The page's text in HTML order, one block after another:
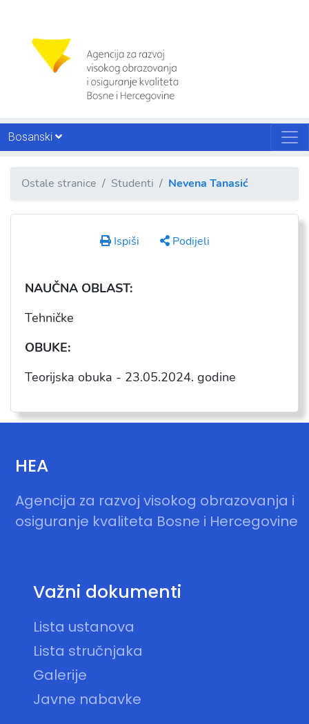
Bosanski
Ostale stranice Studenti Nevena Tanasić
Ispiši Podijeli
NAUČNA OBLAST:
Tehničke
OBUKE:
Teorijska obuka - 23.05.2024. godine
HEA
Agencija za razvoj visokog obrazovanja i
osiguranje kvaliteta Bosne i Hercegovine
Važni dokumenti
Lista ustanova
Lista stručnjaka
Galerije
Javne nabavke